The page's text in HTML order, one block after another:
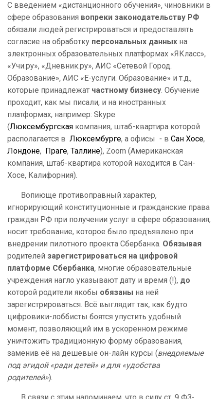
С введением «дистанционного обучения», чиновники в
сфере образования вопреки законодательству РФ
обязали людей регистрироваться и предоставлять
согласие на обработку персональных данных на
электронных образовательных платформах «ЯКласс»,
«Учи.ру», «Дневник.ру», АИС «Сетевой Город.
Образование», АИС «Е-услуги. Образование» и т.д.,
которые принадлежат частному бизнесу. Обучение
проходит, как мы писали, и на иностранных
платформах, например: Skype
(Люксембургская компания, штаб-квартира которой
располагается в Люксембурге, а офисы - в Сан Хосе,
Лондоне, Праге, Таллине), Zoom (Американская
компания, штаб-квартира которой находится в Сан-
Хосе, Калифорния).
Вопиюще противоправный характер,
игнорирующий конституционные и гражданские права
граждан РФ при получении услуг в сфере образования,
носит требование, которое было предъявлено при
внедрении пилотного проекта Сбербанка. Обязывая
родителей зарегистрироваться на цифровой
платформе Сбербанка, многие образовательные
учреждения нагло указывают дату и время (!), до
которой родители якобы обязаны на ней
зарегистрироваться. Всё выглядит так, как будто
цифровики-лоббисты боятся упустить удобный
момент, позволяющий им в ускоренном режиме
уничтожить традиционную форму образования,
заменив её на дешевые он-лайн курсы (внедряемые
под эгидой «ради детей» и для «удобства
родителей»).